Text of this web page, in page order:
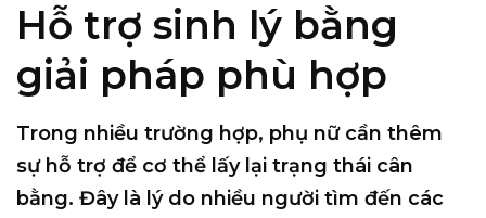
Hỗ trợ sinh lý bằng
giải pháp phù hợp
Trong nhiều trường hợp, phụ nữ cần thêm
sự hỗ trợ để cơ thể lấy lại trạng thái cân
bằng. Đây là lý do nhiều người tìm đến các